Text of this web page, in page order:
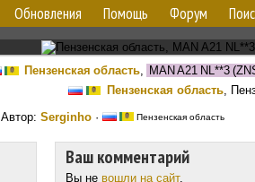
Обновления Помощь Форум
Пензенская область, MAN A21 NL**3
Пензенская область,
Автор: Serginho · Пензенская область
Ваш комментарий
Вы не вошли на сайт.